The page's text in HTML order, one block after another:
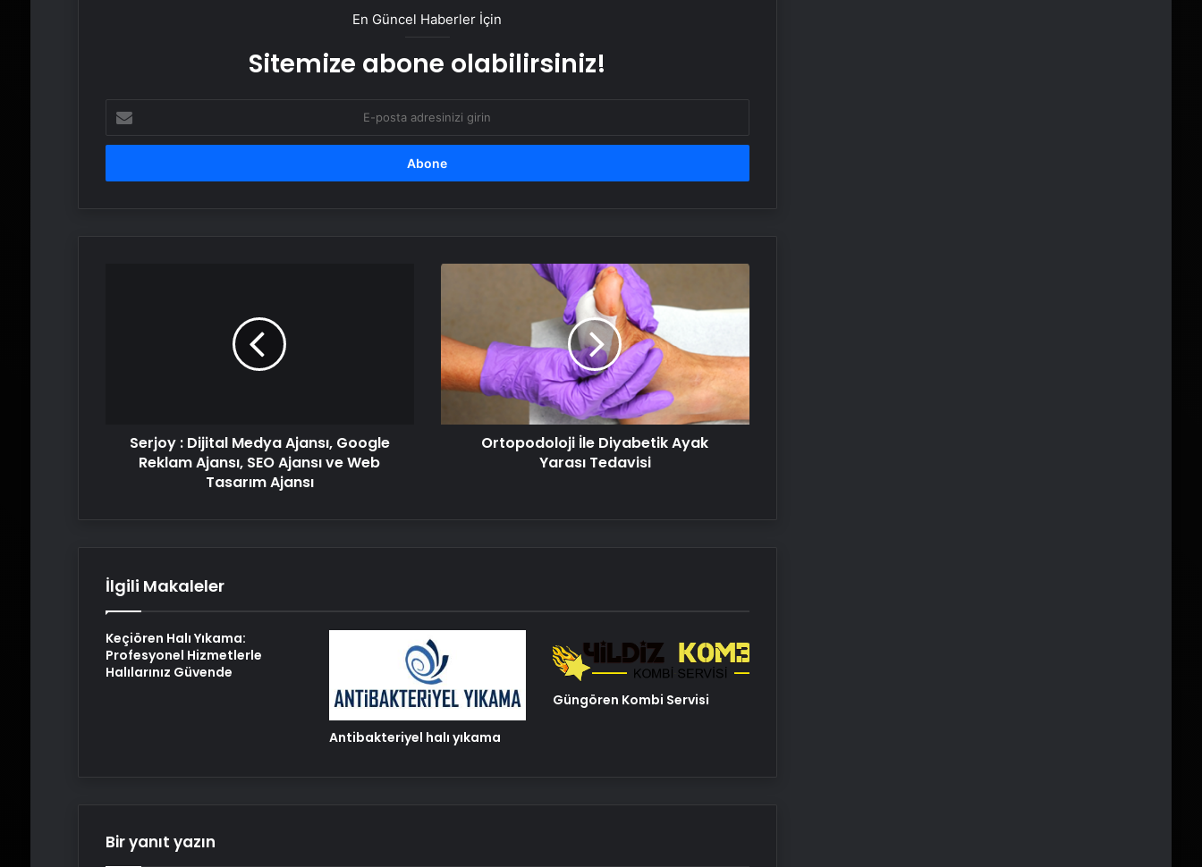
Batıkent Halı Yıkama Hizmetleri:
En Güncel Haberler İçin
Sitemize abone olabilirsiniz!
posta
adresinizi
AjansıSerjoy : Dijital Medya Ajansı, Google
Reklam Ajansı, SEO Ajansı ve Web
Tasarım Ajansı
Ortopodoloji
Yarası
Tedavisi
Ortopodoloji İle Diyabetik Ayak
Yarası Tedavisi
İlgili Makaleler
Keçiören Halı Yıkama:
Profesyonel Hizmetlerle
Halılarınız Güvende
Antibakteriyel halı yıkama
Güngören Kombi Servisi
Bir yanıt yazın